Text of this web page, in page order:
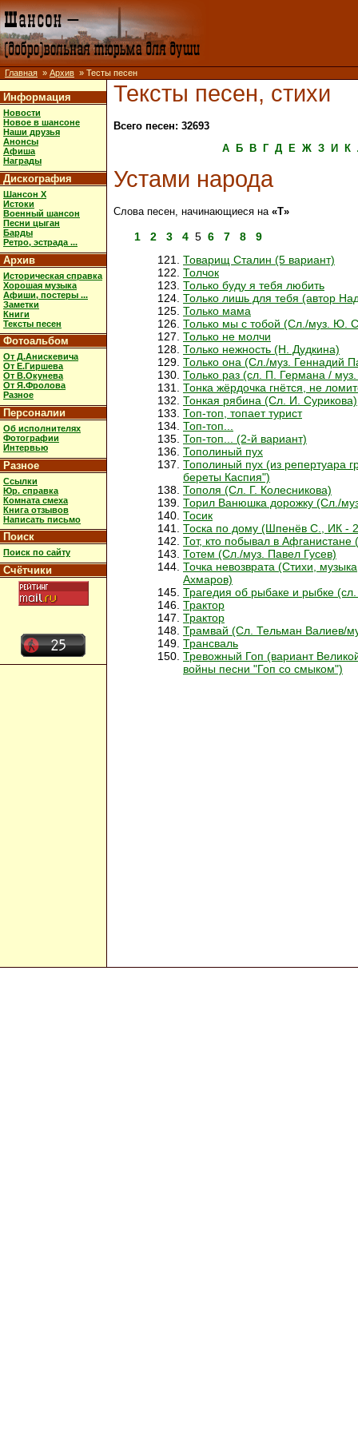
Главная » Архив » Тесты песен
Информация
Новости
Новое в шансоне
Наши друзья
Анонсы
Афиша
Награды
Дискография
Шансон X
Истоки
Военный шансон
Песни цыган
Барды
Ретро, эстрада ...
Архив
Историческая справка
Хорошая музыка
Афиши, постеры ...
Заметки
Книги
Тексты песен
Фотоальбом
От Д.Анискевича
От Е.Гиршева
От В.Окунева
От Я.Фролова
Разное
Персоналии
Об исполнителях
Фотографии
Интервью
Разное
Ссылки
Юр. справка
Комната смеха
Книга отзывов
Написать письмо
Поиск
Поиск по сайту
Счётчики
Тексты песен, стихи
Всего песен: 32693
А
Б В Г Д Е Ж З И К
Устами народа
Слова песен, начинающиеся на «Т»
1 2 3 4 5 6 7 8
9
Товарищ Сталин (5 вариант)
Толчок
Только буду я тебя любить
Только лишь для тебя (автор
Только мама
Только мы с тобой (Сл./муз. Ю.
Только не молчи
Только нежность (Н. Дудкина)
Только она (Сл./муз. Геннадий
Только раз (сл. П. Германа /
Тонка жёрдочка гнётся, не
Тонкая рябина (Сл. И. Сурикова)
Топ-топ, топает турист
Топ-топ...
Топ-топ... (2-й вариант)
Тополиный пух
Тополиный пух (из репертуара
береты Каспия")
Тополя (Сл. Г. Колесникова)
Торил Ванюшка дорожку (Сл./
Тосик
Тоска по дому (Шпенёв С., ИК -
Тот, кто побывал в Афганистане
Тотем (Сл./муз. Павел Гусев)
Точка невозврата (Стихи,
Ахмаров)
Трагедия об рыбаке и рыбке
Трактор
Трактор
Трамвай (Сл. Тельман Валиев/
Трансваль
Тревожный Гоп (вариант
войны песни "Гоп со смыком")